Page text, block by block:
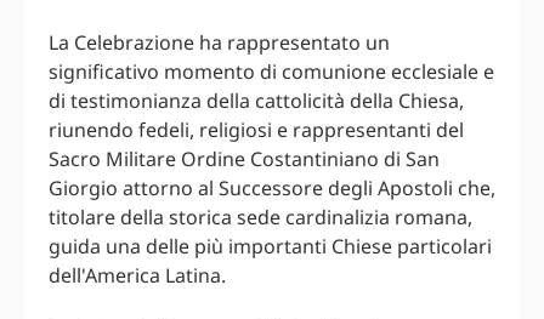
La Celebrazione ha rappresentato un
significativo momento di comunione ecclesiale e
di testimonianza della cattolicità della Chiesa,
riunendo fedeli, religiosi e rappresentanti del
Sacro Militare Ordine Costantiniano di San
Giorgio attorno al Successore degli Apostoli che,
titolare della storica sede cardinalizia romana,
guida una delle più importanti Chiese particolari
dell'America Latina.